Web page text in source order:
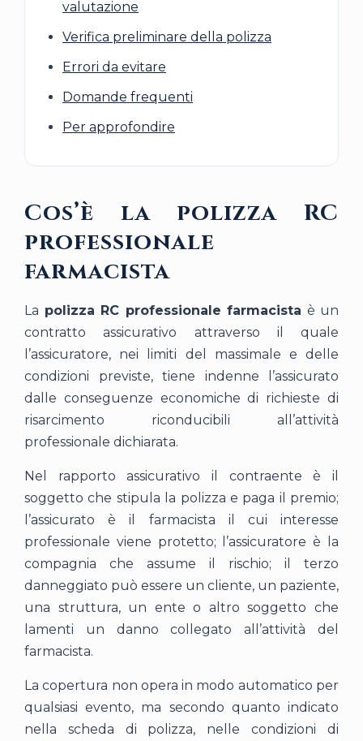
valutazione
Verifica preliminare della polizza
Errori da evitare
Domande frequenti
Per approfondire
Cos’è la polizza RC
professionale
farmacista
La polizza RC professionale farmacista è un
contratto assicurativo attraverso il quale
l’assicuratore, nei limiti del massimale e delle
condizioni previste, tiene indenne l’assicurato
dalle conseguenze economiche di richieste di
risarcimento riconducibili all’attività
professionale dichiarata.
Nel rapporto assicurativo il contraente è il
soggetto che stipula la polizza e paga il premio;
l’assicurato è il farmacista il cui interesse
professionale viene protetto; l’assicuratore è la
compagnia che assume il rischio; il terzo
danneggiato può essere un cliente, un paziente,
una struttura, un ente o altro soggetto che
lamenti un danno collegato all’attività del
farmacista.
La copertura non opera in modo automatico per
qualsiasi evento, ma secondo quanto indicato
nella scheda di polizza, nelle condizioni di